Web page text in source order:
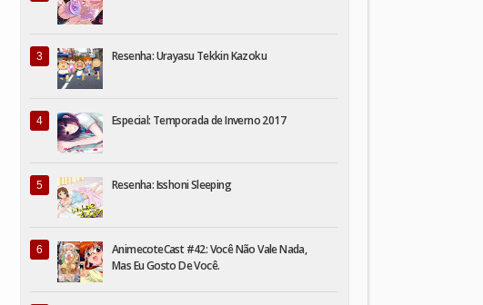
Resenha: Urayasu Tekkin Kazoku
Especial: Temporada de Inverno 2017
Resenha: Isshoni Sleeping
AnimecoteCast #42: Você Não Vale Nada,
Mas Eu Gosto De Você.